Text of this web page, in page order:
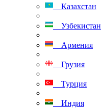
Казахстан
Узбекистан
Армения
Грузия
Турция
Индия